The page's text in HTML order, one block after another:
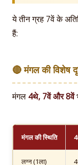
ये तीन ग्रह 7वें के
हैं:
🔴 मंगल की विशेष
मंगल 4थे, 7वें और 8वें
मंगल की स्थिति
लग्न (1ला)